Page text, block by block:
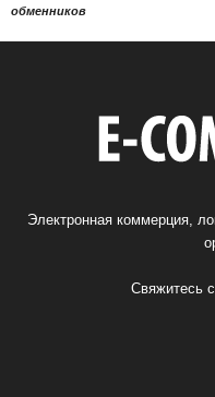
обменников
Электронная коммерция,
Свяжитесь